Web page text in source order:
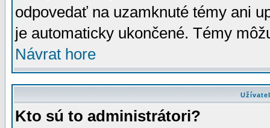
odpovedať na uzamknuté témy ani
je automaticky ukončené. Témy
Návrat hore
Kto sú to administrátori?